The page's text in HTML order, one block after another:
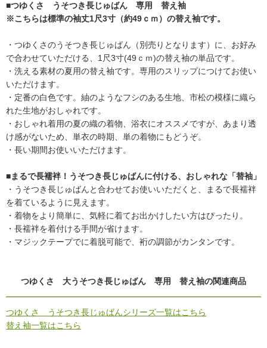
■つゆくさ うそつき長じゅばん 専用 替え袖
※こちらは標準の袖丈1尺3寸（約49ｃｍ）の替え袖です。
・つゆくさのうそつき長じゅばん（別売りとなります）に、お好み
で合わせていただける、1尺3寸(49ｃｍ)の替え袖の単品です。
・洗える素材の夏用の替え袖です。専用のスリップにつけてお使い
いただけます。
・定番の白色です。紬のようなフシのある生地、市松の模様に織ら
れた生地がおしゃれです。
・おしゃれ着用の夏の織の着物、浴衣にオススメですが、あまり透
け感がないため、単衣の時期、単の着物にもどうぞ。
・長い期間お使いいただけます。
■まるで長襦袢！うそつき長じゅばんに付ける、おしゃれな「替袖」
・うそつき長じゅばんと合わせてお使いいただくと、まるで長襦袢
を着ているように見えます。
・着物をより簡単に、気軽に着てお出かけしたい方はぴったり。
・長襦袢を着付ける手間が省けます。
・マジックテープでに着脱可能で、裄の調節がカンタンです。
つゆくさ 大うそつき長じゅばん 専用 替え袖の関連商品
つゆくさ うそつき長じゅばんシリーズ一覧はこちら
替え袖一覧はこちら